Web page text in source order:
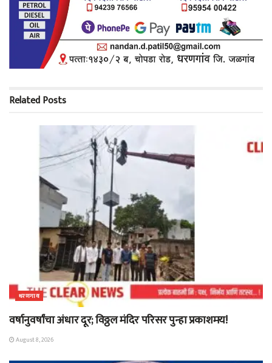
RelatedPosts
धरणगाव
वर्षानुवर्षांचा अंधार दूर; विठ्ठल मंदिर परिसर पुन्हा प्रकाशमय!
August 8, 2026